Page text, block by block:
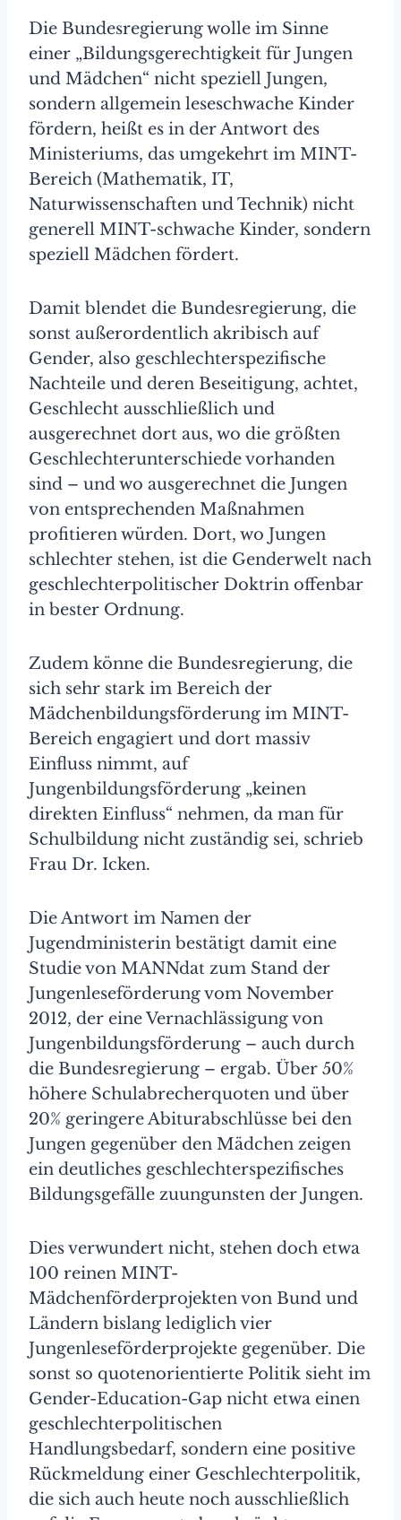
Die Bundesregierung wolle im Sinne
einer „Bildungsgerechtigkeit für Jungen
und Mädchen“ nicht speziell Jungen,
sondern allgemein leseschwache Kinder
fördern, heißt es in der Antwort des
Ministeriums, das umgekehrt im MINT-
Bereich (Mathematik, IT,
Naturwissenschaften und Technik) nicht
generell MINT-schwache Kinder, sondern
speziell Mädchen fördert.
Damit blendet die Bundesregierung, die
sonst außerordentlich akribisch auf
Gender, also geschlechterspezifische
Nachteile und deren Beseitigung, achtet,
Geschlecht ausschließlich und
ausgerechnet dort aus, wo die größten
Geschlechterunterschiede vorhanden
sind – und wo ausgerechnet die Jungen
von entsprechenden Maßnahmen
profitieren würden. Dort, wo Jungen
schlechter stehen, ist die Genderwelt nach
geschlechterpolitischer Doktrin offenbar
in bester Ordnung.
Zudem könne die Bundesregierung, die
sich sehr stark im Bereich der
Mädchenbildungsförderung im MINT-
Bereich engagiert und dort massiv
Einfluss nimmt, auf
Jungenbildungsförderung „keinen
direkten Einfluss“ nehmen, da man für
Schulbildung nicht zuständig sei, schrieb
Frau Dr. Icken.
Die Antwort im Namen der
Jugendministerin bestätigt damit eine
Studie von MANNdat zum Stand der
Jungenleseförderung vom November
2012, der eine Vernachlässigung von
Jungenbildungsförderung – auch durch
die Bundesregierung – ergab. Über 50%
höhere Schulabrecherquoten und über
20% geringere Abiturabschlüsse bei den
Jungen gegenüber den Mädchen zeigen
ein deutliches geschlechterspezifisches
Bildungsgefälle zuungunsten der Jungen.
Dies verwundert nicht, stehen doch etwa
100 reinen MINT-
Mädchenförderprojekten von Bund und
Ländern bislang lediglich vier
Jungenleseförderprojekte gegenüber. Die
sonst so quotenorientierte Politik sieht im
Gender-Education-Gap nicht etwa einen
geschlechterpolitischen
Handlungsbedarf, sondern eine positive
Rückmeldung einer Geschlechterpolitik,
die sich auch heute noch ausschließlich